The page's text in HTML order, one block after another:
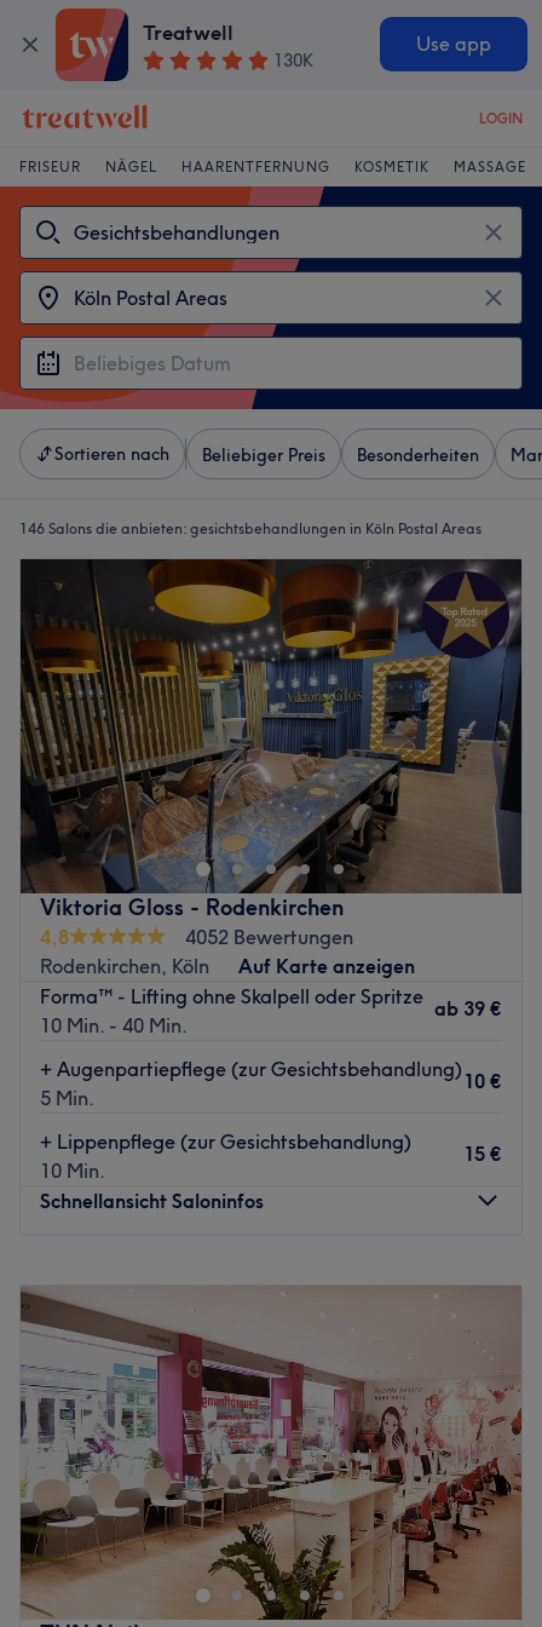
Treatwell
130K
Use app
LOGIN
FRISEUR NÄGEL HAARENTFERNUNG KOSMETIK MASSAGE
Sortieren nach Beliebiger Preis Besonderheiten
146 Salons die anbieten: gesichtsbehandlungen in Köln Postal Areas
Viktoria Gloss - Rodenkirchen
4,8
4052 Bewertungen
Rodenkirchen, Köln
Auf Karte anzeigen
Forma™ - Lifting ohne Skalpell oder Spritze
10 Min. - 40 Min.
ab 39 €
+ Augenpartiepflege (zur Gesichtsbehandlung)
5 Min.
10 €
+ Lippenpflege (zur Gesichtsbehandlung)
10 Min.
15 €
Schnellansicht Saloninfos
Dienstag
19:30
Mittwoch
19:30
Donnerstag
Freitag
08:00– 19:30
Samstag
09:00 –18:30
Sonntag
Geschlossen
Wer großen Wert auf eine leuchtende Haut, die vor
Vitalität nur so strotzt und wundervoll gepflegte Nägel
legt, ist im Kölner Studio Viktoria Gloss, direkt an der
Hauptstraße 71-73 genau richtig! Hier stehen dir wahre
Beauty-Experten mit Rat und Tat zur Seite und verhelfen